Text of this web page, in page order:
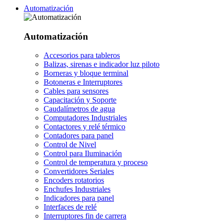
Automatización
Automatización
Accesorios para tableros
Balizas, sirenas e indicador luz piloto
Borneras y bloque terminal
Botoneras e Interruptores
Cables para sensores
Capacitación y Soporte
Caudalímetros de agua
Computadores Industriales
Contactores y relé térmico
Contadores para panel
Control de Nivel
Control para Iluminación
Control de temperatura y proceso
Convertidores Seriales
Encoders rotatorios
Enchufes Industriales
Indicadores para panel
Interfaces de relé
Interruptores fin de carrera